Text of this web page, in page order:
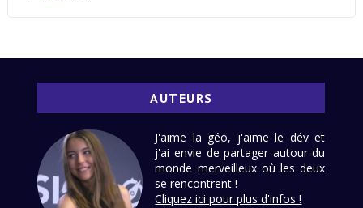
AUTEURS
J'aime la géo, j'aime le dév et
j'ai envie de partager autour du
monde merveilleux où les deux
se rencontrent !
Cliquez ici pour plus d'infos !